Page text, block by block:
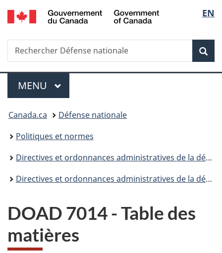
Passer
au
principal
Passer
à
Au
du
Passer
à
version
simplifiée
de
la
EN
Recherche
Rechercher
Défense
Menu
MENU PRINCIPAL
Vous
êtes
ici :
Canada.ca
Défense nationale
Politiques et normes
Directives et ordonnances administratives de la défense
Directives et ordonnances administratives de la défense (DOAD) - 7000
DOAD 7014 - Table des
matières